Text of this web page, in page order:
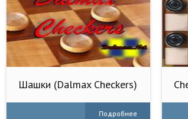
Шашки (Dalmax Checkers)
Подробнее